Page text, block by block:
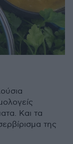
Και τα
της